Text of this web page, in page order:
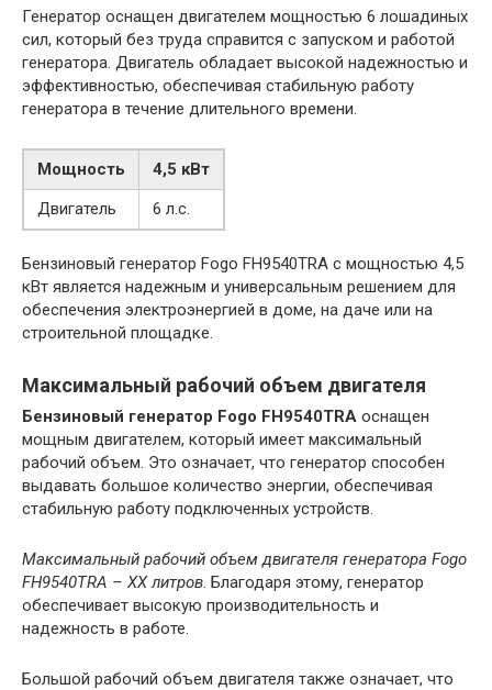
Генератор оснащен двигателем мощностью 6 лошадиных
сил, который без труда справится с запуском и работой
генератора. Двигатель обладает высокой надежностью и
эффективностью, обеспечивая стабильную работу
генератора в течение длительного времени.
Мощность
4,5 кВт
Двигатель
6 л.с.
Бензиновый генератор Fogo FH9540TRA с мощностью 4,5
кВт является надежным и универсальным решением для
обеспечения электроэнергией в доме, на даче или на
строительной площадке.
Максимальный рабочий объем двигателя
Бензиновый генератор Fogo FH9540TRA оснащен
мощным двигателем, который имеет максимальный
рабочий объем. Это означает, что генератор способен
выдавать большое количество энергии, обеспечивая
стабильную работу подключенных устройств.
Максимальный рабочий объем двигателя генератора Fogo
FH9540TRA – XX литров. Благодаря этому, генератор
обеспечивает высокую производительность и
надежность в работе.
Большой рабочий объем двигателя также означает, что